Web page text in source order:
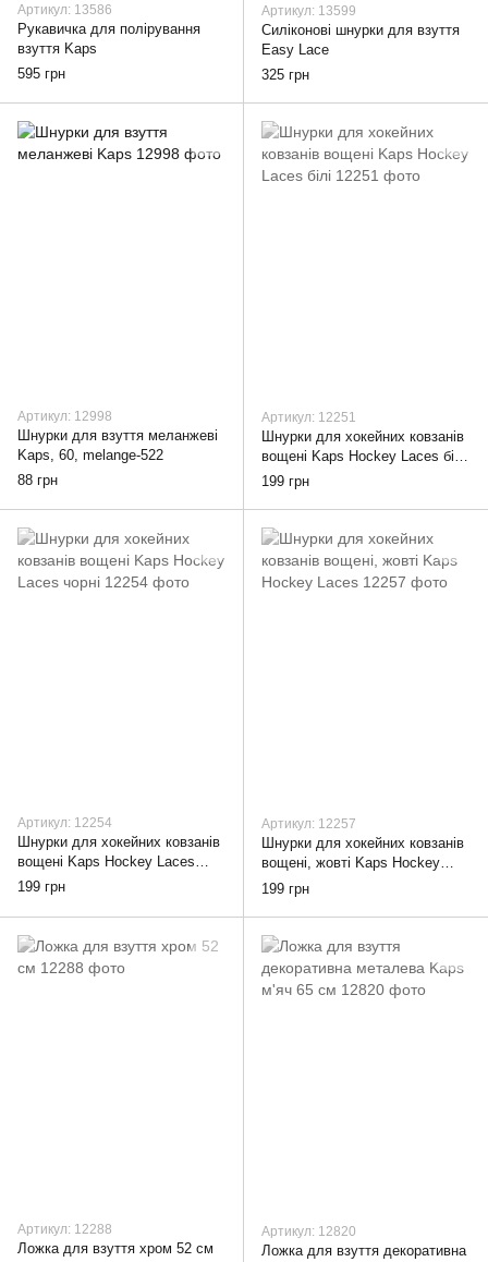
Артикул: 13586
Рукавичка для полірування
взуття Kaps
595 грн
Артикул: 13599
Силіконові шнурки для взуття
Easy Lace
325 грн
Артикул: 12998
Шнурки для взуття меланжеві
Kaps, 60, melange-522
88 грн
Артикул: 12251
Шнурки для хокейних ковзанів
вощені Kaps Hockey Laces білі,
274
199 грн
Артикул: 12254
Шнурки для хокейних ковзанів
вощені Kaps Hockey Laces
чорні, 274
199 грн
Артикул: 12257
Шнурки для хокейних ковзанів
вощені, жовті Kaps Hockey
Laces, 274
199 грн
Артикул: 12288
Ложка для взуття хром 52 см
Артикул: 12820
Ложка для взуття декоративна